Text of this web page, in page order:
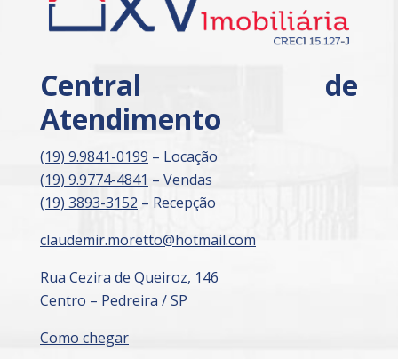
Central de
Atendimento
(19) 9.9841-0199 – Locação
(19) 9.9774-4841 – Vendas
(19) 3893-3152 – Recepção
claudemir.moretto@hotmail.com
Rua Cezira de Queiroz, 146
Centro – Pedreira / SP
Como chegar